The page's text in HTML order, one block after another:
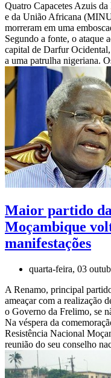
Quatro Capacetes Azuis
e da União Africana
morreram em uma
Segundo a fonte, o ataque
capital de Darfur
a uma patrulha nigeriana.
Maior partido
Moçambique
manifestações
quarta-feira, 03
A Renamo, principal
ameaçar com a realização
o Governo da Frelimo, se
Na véspera da
Resistência Nacional
reunião do seu conselho